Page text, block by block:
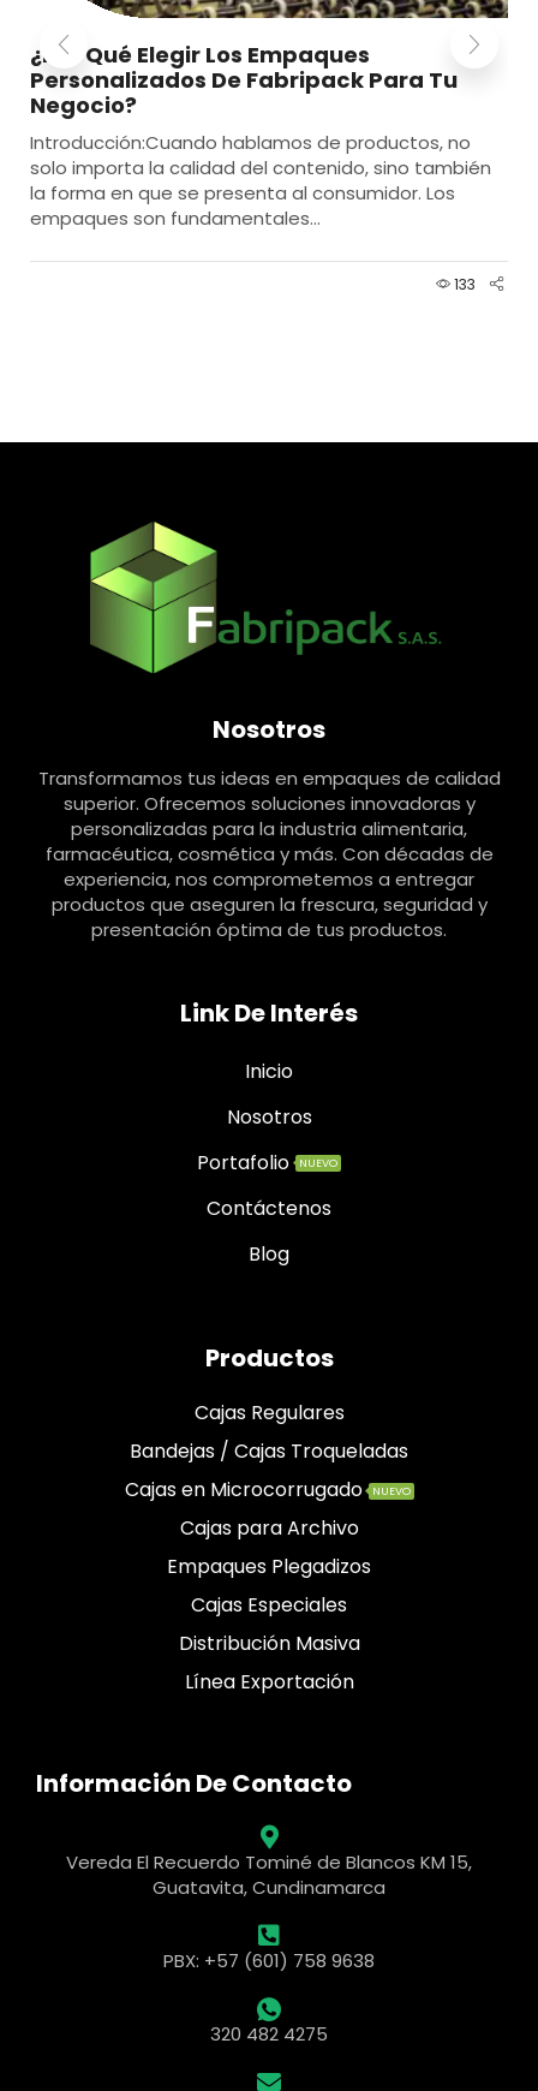
¿Por Qué Elegir Los Empaques
Personalizados De Fabripack Para Tu
Negocio?
Introducción:Cuando hablamos de productos, no
solo importa la calidad del contenido, sino también
la forma en que se presenta al consumidor. Los
empaques son fundamentales...
133
Nosotros
Transformamos tus ideas en empaques de calidad
superior. Ofrecemos soluciones innovadoras y
personalizadas para la industria alimentaria,
farmacéutica, cosmética y más. Con décadas de
experiencia, nos comprometemos a entregar
productos que aseguren la frescura, seguridad y
presentación óptima de tus productos.
Link De Interés
Inicio
Nosotros
Portafolio
NUEVO
Contáctenos
Blog
Productos
Cajas Regulares
Bandejas / Cajas Troqueladas
Cajas en Microcorrugado
NUEVO
Cajas para Archivo
Empaques Plegadizos
Cajas Especiales
Distribución Masiva
Línea Exportación
Información De Contacto
Vereda El Recuerdo Tominé de Blancos KM 15,
Guatavita, Cundinamarca
PBX: +57 (601) 758 9638
320 482 4275